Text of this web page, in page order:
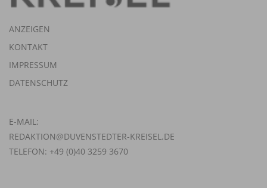
ANZEIGEN
KONTAKT
IMPRESSUM
DATENSCHUTZ
E-MAIL:
REDAKTION@DUVENSTEDTER-KREISEL.DE
TELEFON: +49 (0)40 3259 3670